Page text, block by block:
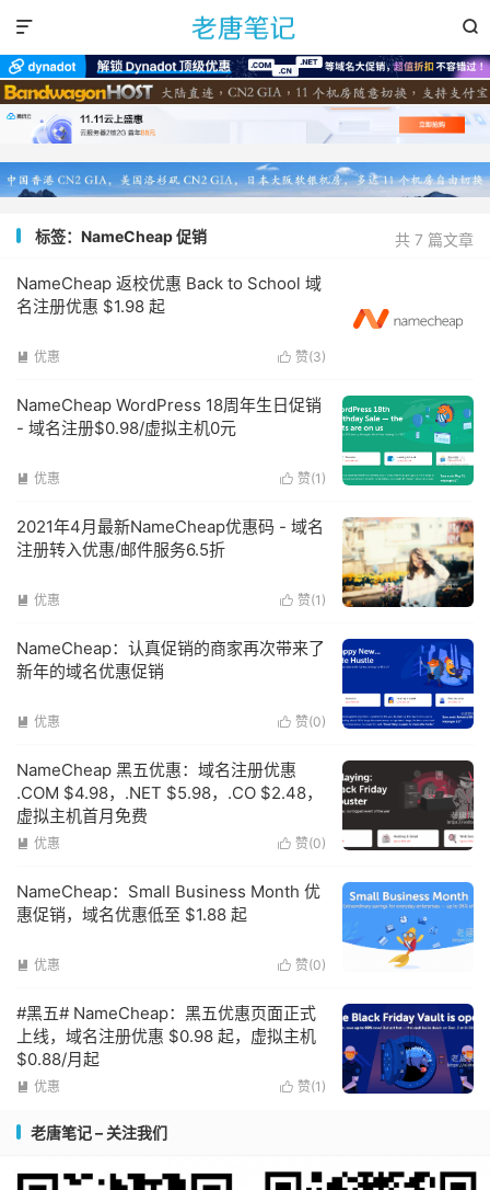


共 7 篇文章
标签：NameCheap 促销
NameCheap 返校优惠 Back to School 域
名注册优惠 $1.98 起
 赞(3)
 优惠
NameCheap WordPress 18周年生日促销
- 域名注册$0.98/虚拟主机0元
 赞(1 )
 优惠
2021年4月最新NameCheap优惠码 - 域名
注册转入优惠/邮件服务6.5折
 赞(1 )
 优惠
NameCheap：认真促销的商家再次带来了
新年的域名优惠促销
 赞(0)
 优惠
NameCheap 黑五优惠：域名注册优惠
.COM $4.98，.NET $5.98，.CO $2.48，
虚拟主机首月免费
 赞(0)
 优惠
NameCheap：Small Business Month 优
惠促销，域名优惠低至 $1.88 起
 赞(0)
 优惠
#黑五# NameCheap：黑五优惠页面正式
上线，域名注册优惠 $0.98 起，虚拟主机
$0.88/月起
 赞(1 )
 优惠
老唐笔记 – 关注我们